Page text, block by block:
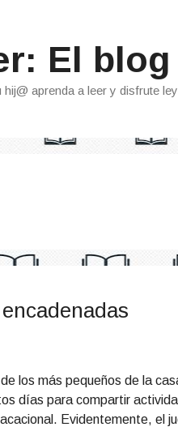
El
aprenda a leer y disfrute
los más pequeños de la
días para compartir
Evidentemente, el